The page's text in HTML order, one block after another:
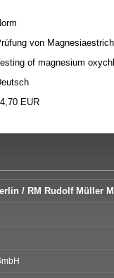
von Magnesiaestrich
of magnesium
EUR
/ RM Rudolf Müller